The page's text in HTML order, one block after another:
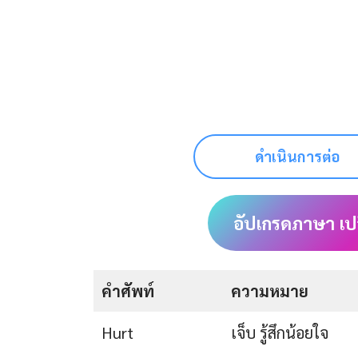
ดำเนินการต่อ
อัปเกรดภาษา เ
คำศัพท์ ความหมาย
Hurt
เจ็บ รู้สึกน้อยใจ